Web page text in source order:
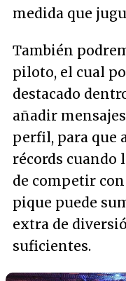
medida que
También
piloto, el cual
destacado
añadir
perfil, para que
récords cuando
de competir
pique puede
extra de
suficientes.